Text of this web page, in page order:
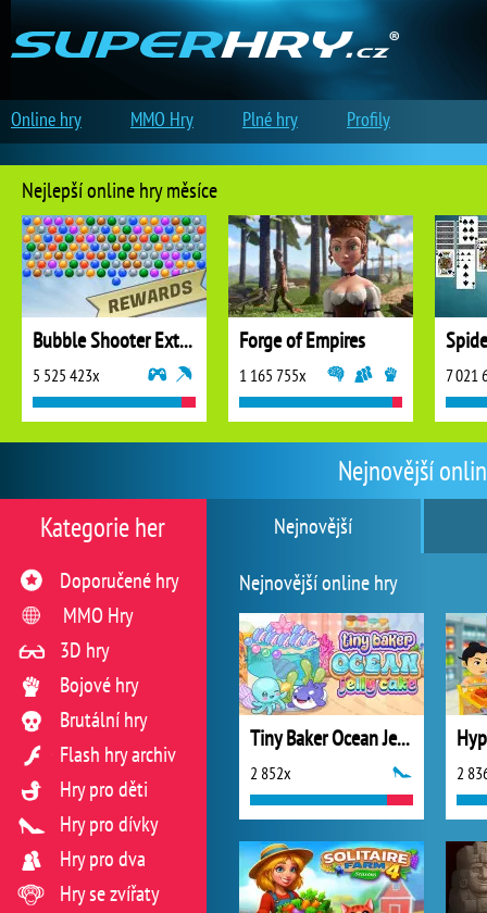
Nejnovější
Nejnovější
Nejnovější online hry
Tiny Baker Ocean Jelly Cake
2 852x 2
Kategorie her
Doporučené hry
MMO Hry
3D hry
Bojové hry
Brutální hry
Flash hry archiv
Hry pro děti
Hry pro dívky
Hry pro dva
Hry se zvířaty
Nejlepší online hry měsíce
Bubble Shooter Extreme
5 525 423x
Forge of Empires
1 165 755x 7 021
Online hry MMO Hry Plné hry Profily